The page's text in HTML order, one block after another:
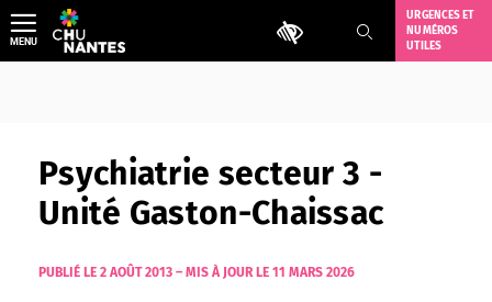
Aller
au
contenu
Outils d'accessibilité
URGENCES ET
NUMÉROS
UTILES
MENU
Psychiatrie secteur 3 -
Unité Gaston-Chaissac
PUBLIÉ LE 2 AOÛT 2013 – MIS À JOUR LE 11 MARS 2026